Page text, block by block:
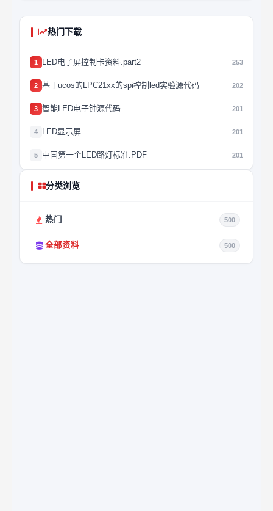
热门下载
1 LED电子屏控制卡资料.part2 253
2 基于ucos的LPC21xx的spi控制led实验源代码 202
3 智能LED电子钟源代码 201
4 LED显示屏 201
5 中国第一个LED路灯标准.PDF 201
分类浏览
热门 500
全部资料 500